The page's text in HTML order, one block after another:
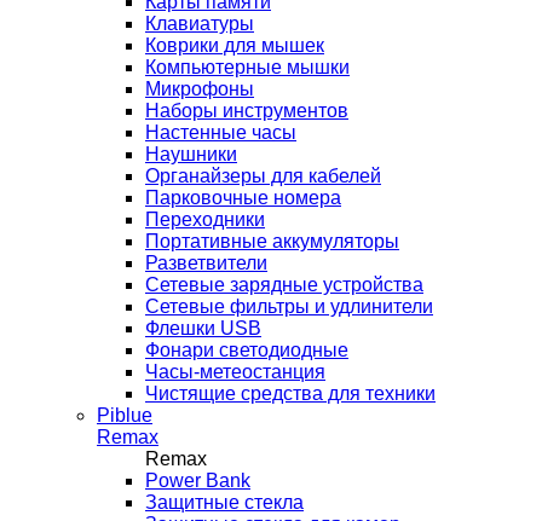
Клавиатуры
Коврики для мышек
Компьютерные мышки
Микрофоны
Наборы инструментов
Настенные часы
Наушники
Органайзеры для кабелей
Парковочные номера
Переходники
Портативные аккумуляторы
Разветвители
Сетевые зарядные устройства
Сетевые фильтры и удлинители
Флешки USB
Фонари светодиодные
Часы-метеостанция
Чистящие средства для техники
Piblue
Remax
Remax
Power Bank
Защитные стекла